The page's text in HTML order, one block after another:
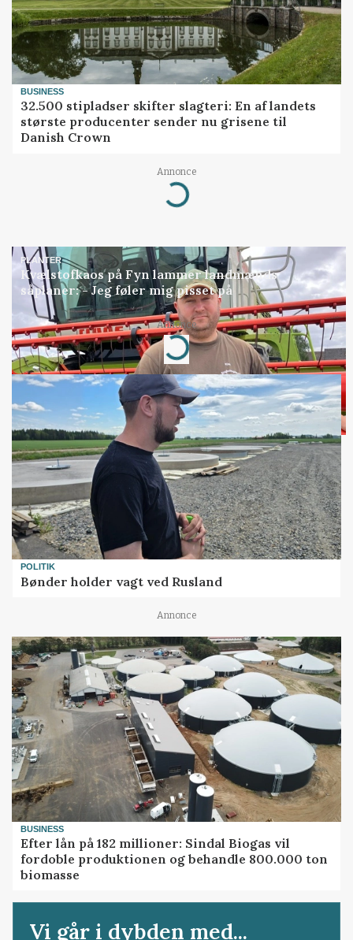
BUSINESS
32.500 stipladser skifter slagteri: En af landets
største producenter sender nu grisene til
Danish Crown
Annonce
Loading...
PLANTER
Kvælstofkaos på Fyn lammer landmænds
såplaner: - Jeg føler mig pisset på
Annonce
Loading...
POLITIK
Bønder holder vagt ved Rusland
Annonce
BUSINESS
Efter lån på 182 millioner: Sindal Biogas vil
fordoble produktionen og behandle 800.000 ton
biomasse
Vi går i dybden med...